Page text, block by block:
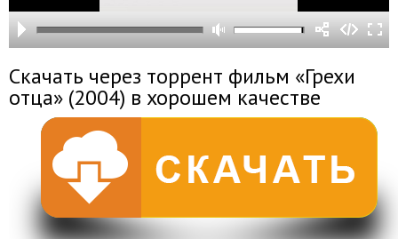
Скачать через торрент фильм «Грехи
отца» (2004) в хорошем качестве